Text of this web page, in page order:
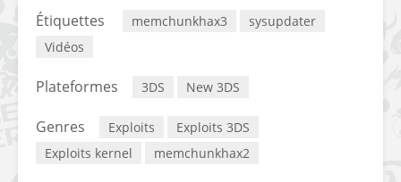
Étiquettes memchunkhax3
sysupdater
Vidéos
Plateformes 3DS New 3DS
Genres Exploits
Exploits 3DS
Exploits kernel
memchunkhax2